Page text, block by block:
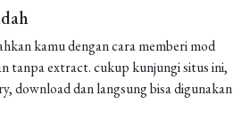
kamu dengan cara memberi mod
tanpa extract. cukup kunjungi situs ini,
download dan langsung bisa digunakan